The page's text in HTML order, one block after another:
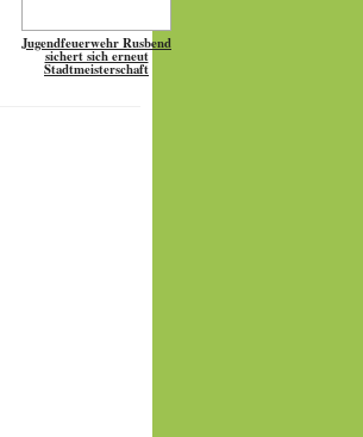
Jugendfeuerwehr Rusbend
sichert sich erneut
Stadtmeisterschaft